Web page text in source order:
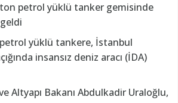
petrol yüklü tanker gemisinde
petrol yüklü tankere, İstanbul
insansız deniz aracı (İDA)
Altyapı Bakanı Abdulkadir Uraloğlu,